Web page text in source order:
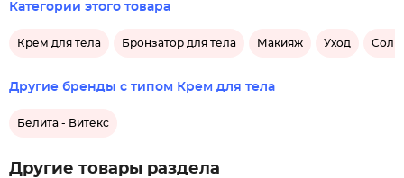
Категории этого товара
Крем для тела Бронзатор для тела Макияж Уход
Другие бренды с типом Крем для тела
Белита - Витекс
Другие товары раздела